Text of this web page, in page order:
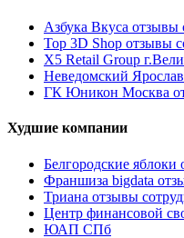
Азбука Вкуса отзывы
Top 3D Shop отзывы
X5 Retail Group
Неведомский
ГК Юникон Москва
Худшие компании
Белгородские яблоки
Франшиза bigdata
Триана отзывы
Центр финансовой
ЮАП СПб